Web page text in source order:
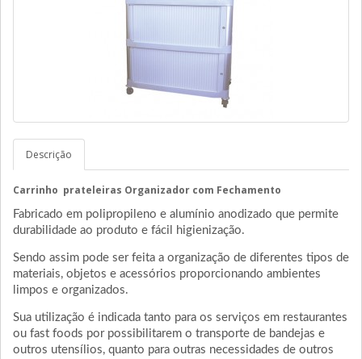
Descrição
Carrinho prateleiras Organizador com Fechamento
Fabricado em polipropileno e alumínio anodizado que permite
durabilidade ao produto e fácil higienização.
Sendo assim pode ser feita a organização de diferentes tipos de
materiais, objetos e acessórios proporcionando ambientes
limpos e organizados.
Sua utilização é indicada tanto para os serviços em restaurantes
ou fast foods por possibilitarem o transporte de bandejas e
outros utensílios, quanto para outras necessidades de outros